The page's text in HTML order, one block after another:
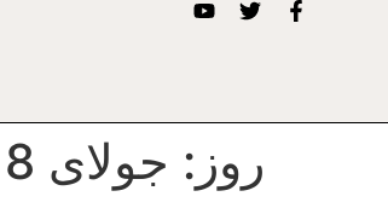
روز: جولای 18, 2011